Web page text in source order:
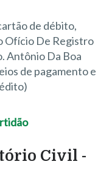
de débito,
Ofício De Registro
Antônio Da Boa
de pagamento e
Civil -